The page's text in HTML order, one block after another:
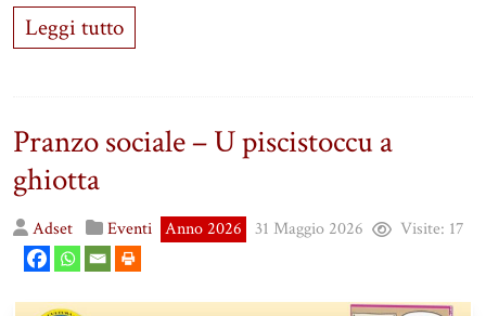
Leggi tutto
Pranzo sociale – U piscistoccu a
ghiotta
Adset Eventi Anno 2026 31 Maggio 2026 Visite: 17